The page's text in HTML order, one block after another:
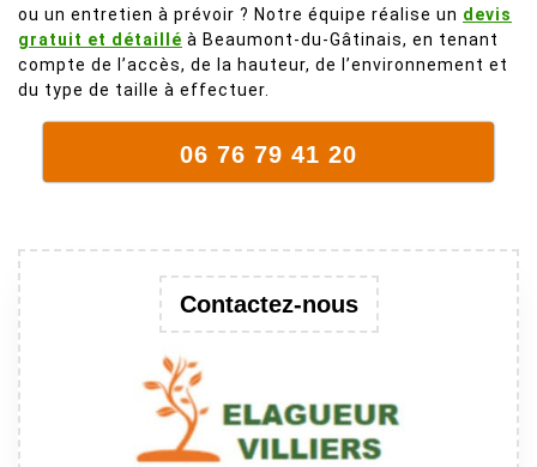
délicat parce
que c'est un
arbre qui
remarquable,
au passage
une branche
trop lourde et
donc
son équipes
connaissent
ou un entretien à prévoir ? Notre équipe réalise un devis
gratuit et détaillé à Beaumont-du-Gâtinais, en tenant
compte de l’accès, de la hauteur, de l’environnement et
du type de taille à effectuer.
06 76 79 41 20
Contactez-nous